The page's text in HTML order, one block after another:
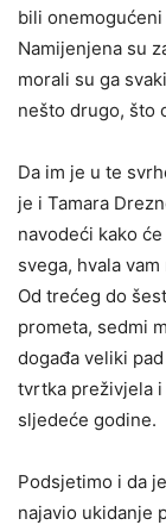
bili
Namijenjena su
morali su ga
nešto drugo, što
Da im je u te
je i Tamara
navodeći kako
svega, hvala
Od trećeg do
prometa, sedmi
događa veliki
tvrtka preživjela i
sljedeće godine.
Podsjetimo i da
najavio ukidanje